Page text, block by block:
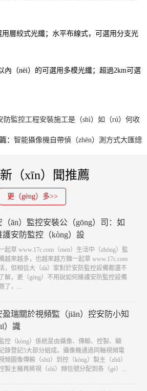
層絞式光纖；水平布線式，可選用分支光
內（nèi）的可選用多模光纖；超過2km可選
防監控工程安裝施工是（shì）如（rú）何收
： 智能攝像機自帶偵（zhēn）測方式大匯總
（xīn）聞推薦
更（gèng）多>>
（ān）監控安裝公（gōng）司：如
護安防監控（kòng）設
起草 www.17c.com（men）生活中（zhōng）監
越來越多，也越來越方麵一起草 www.17c.com
，但相信大（dà）家對於安防監控設備都還不
解，更（gèng）不用說如何維護安防監控設備
了，...
盈瑞關於視頻監（jiān）控安防小知
）識
控（kòng）係統是由攝像、傳輸、控製、顯
錄登記5大部分組成。攝像機通過同軸視頻電
頻圖像傳輸（shū）到控（kòng）製主（zhǔ）
製主機再將視（shì）頻信號分配到各（gè）...